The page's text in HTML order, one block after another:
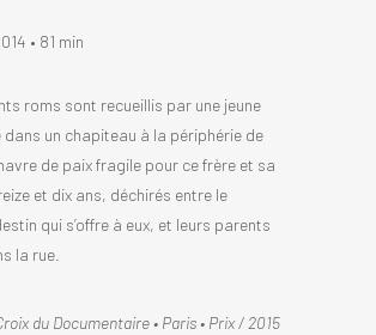
• 81 min
roms sont recueillis par une jeune
un chapiteau à la périphérie de
de paix fragile pour ce frère et sa
et dix ans, déchirés entre le
qui s’offre à eux, et leurs parents
la rue.
du Documentaire • Paris • Prix / 2015